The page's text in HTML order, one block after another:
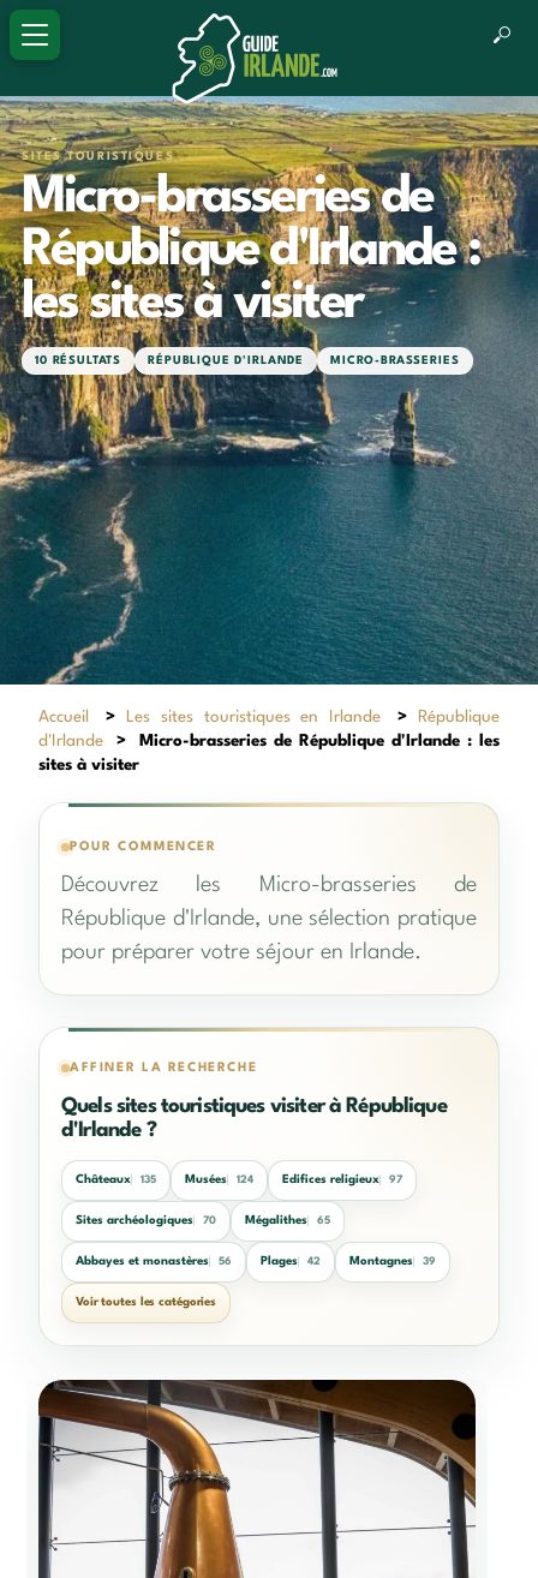
SITES TOURISTIQUES
Micro-brasseries de
République d'Irlande :
les sites à visiter
10 RÉSULTATS RÉPUBLIQUE D'IRLANDE MICRO-BRASSERIES
Accueil > Les sites touristiques en Irlande >
République
d'Irlande
>
Micro-brasseries de République d'Irlande : les
sites à visiter
POUR COMMENCER
Découvrez les Micro-brasseries de
République d'Irlande, une sélection pratique
pour préparer votre séjour en Irlande.
AFFINER LA RECHERCHE
Quels sites touristiques visiter à République
d'Irlande ?
Châteaux 135 Musées 124 Edifices religieux 97
Sites archéologiques 70 Mégalithes 65
Abbayes et monastères 56 Plages 42 Montagnes 39
Voir toutes les catégories